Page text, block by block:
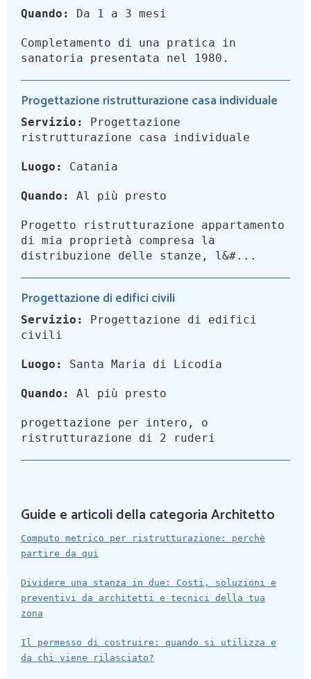
Quando: Da 1 a 3 mesi
Completamento di una pratica in
sanatoria presentata nel 1980.
Progettazione ristrutturazione casa individuale
Servizio:
Progettazione
ristrutturazione casa individuale
Luogo: Catania
Quando: Al più presto
Progetto ristrutturazione appartamento
di mia proprietà compresa la
distribuzione delle stanze, l&#...
Progettazione di edifici civili
Servizio:
Progettazione di edifici
civili
Luogo: Santa Maria di Licodia
Quando: Al più presto
progettazione per intero, o
ristrutturazione di 2 ruderi
Guide e articoli della categoria Architetto
Computo metrico per ristrutturazione: perchè
partire da qui
Dividere una stanza in due: Costi, soluzioni e
preventivi da architetti e tecnici della tua
zona
Il permesso di costruire: quando si utilizza e
da chi viene rilasciato?